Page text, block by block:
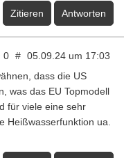
Zitieren Antworten
0 # 05.09.24 um 17:03
dass die US
was das EU Topmodell
für viele eine sehr
Heißwasserfunktion ua.